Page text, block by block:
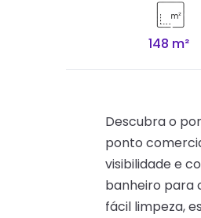
148 m²
Descubra o
ponto
visibilidade e
banheiro para
fácil limpeza,